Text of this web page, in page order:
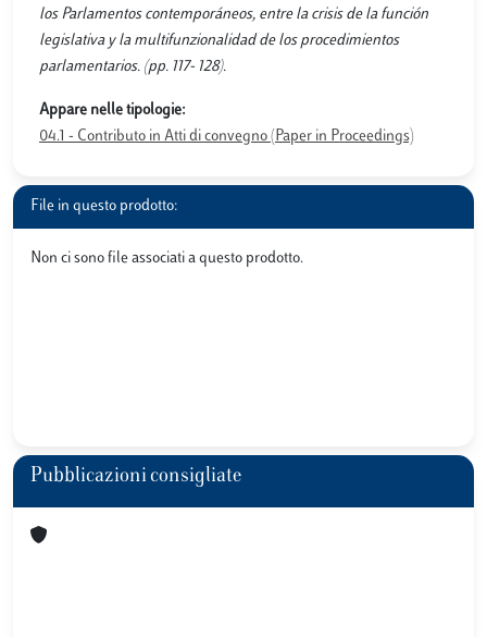
los Parlamentos contemporáneos, entre la crisis de la función
legislativa y la multifunzionalidad de los procedimientos
parlamentarios. (pp. 117- 128).
Appare nelle tipologie:
04.1 - Contributo in Atti di convegno (Paper in Proceedings)
File in questo prodotto:
Non ci sono file associati a questo prodotto.
Pubblicazioni consigliate